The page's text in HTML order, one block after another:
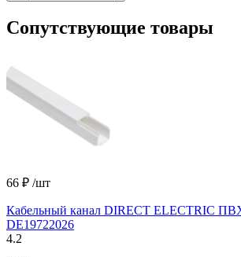
Сопутствующие товары
66 ₽ /шт
Кабельный канал DIRECT ELECTRIC
DE19722026
4.2